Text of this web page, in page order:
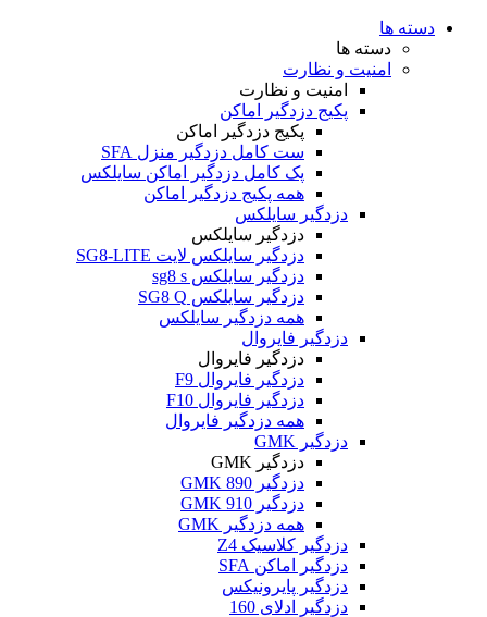
دسته ها
دسته ها
امنیت و نظارت
امنیت و نظارت
پکیج دزدگیر اماکن
پکیج دزدگیر اماکن
ست کامل دزدگیر منزل SFA
پک کامل دزدگیر اماکن سایلکس
همه پکیج دزدگیر اماکن
دزدگیر سایلکس
دزدگیر سایلکس
دزدگیر سایلکس لایت SG8-LITE
دزدگیر سایلکس sg8 s
دزدگیر سایلکس SG8 Q
همه دزدگیر سایلکس
دزدگیر فایروال
دزدگیر فایروال
دزدگیر فایروال F9
دزدگیر فایروال F10
همه دزدگیر فایروال
دزدگیر GMK
دزدگیر GMK
دزدگیر GMK 890
دزدگیر GMK 910
همه دزدگیر GMK
دزدگیر کلاسیک Z4
دزدگیر اماکن SFA
دزدگیر پایرونیکس
دزدگیر ادلای 160